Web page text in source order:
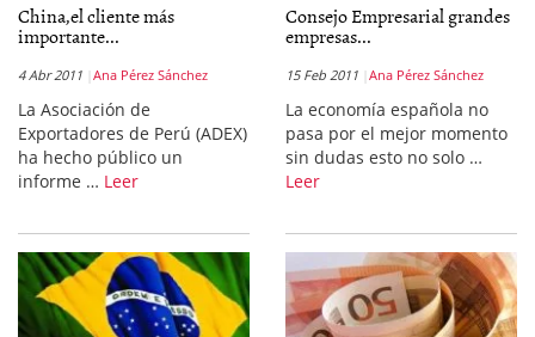
China,el cliente más
importante...
4 Abr 2011 Ana Pérez Sánchez
La Asociación de
Exportadores de Perú (ADEX)
ha hecho público un
informe … Leer
Consejo Empresarial grandes
empresas...
15 Feb 2011 Ana Pérez Sánchez
La economía española no
pasa por el mejor momento
sin dudas esto no solo …
Leer